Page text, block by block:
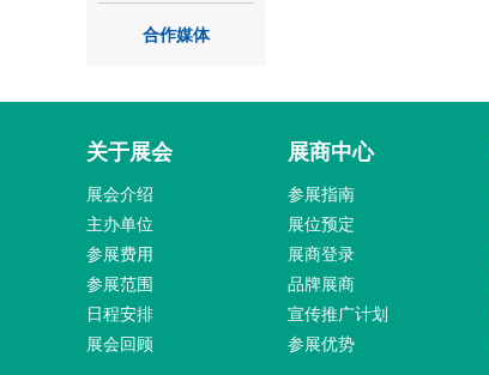
合作媒体
关于展会
展会介绍
主办单位
参展费用
参展范围
日程安排
展会回顾
展商中心
参展指南
展位预定
展商登录
品牌展商
宣传推广计划
参展优势